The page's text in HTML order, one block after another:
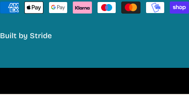
p
r
k
Betalmetoder
Built by Stride